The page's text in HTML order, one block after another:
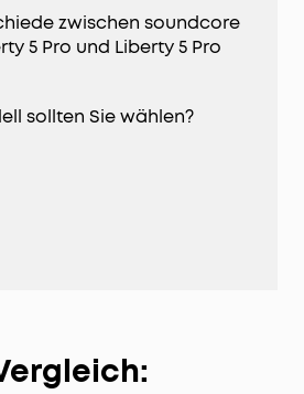
zwischen soundcore
5 Pro und Liberty 5 Pro
sollten Sie wählen?